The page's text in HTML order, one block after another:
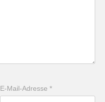
E-Mail-Adresse*